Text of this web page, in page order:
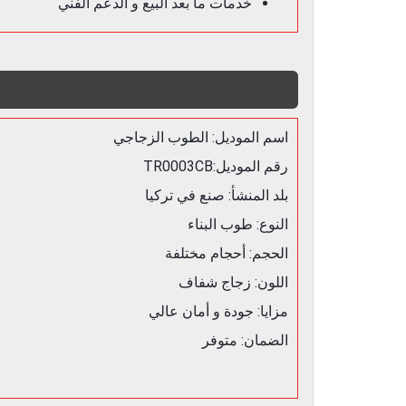
اسم الموديل: الطوب الزجاجي
رقم الموديل:TR0003CB
بلد المنشأ: صنع في تركيا
النوع: طوب البناء
الحجم: أحجام مختلفة
اللون: زجاج شفاف
مزايا: جودة و أمان عالي
الضمان: متوفر